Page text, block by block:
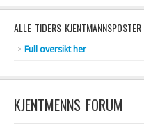
ALLE TIDERS KJENTMANNSPOSTER
Full oversikt her
KJENTMENNS FORUM